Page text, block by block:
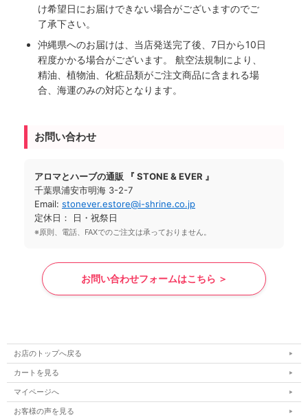
け希望日にお届けできない場合がございますのでご
了承下さい。
沖縄県へのお届けは、当店発送完了後、7日から10日
程度かかる場合がございます。 航空法規制により、
精油、植物油、化粧品類がご注文商品に含まれる場
合、海運のみの対応となります。
お問い合わせ
アロマとハーブの通販 『 STONE & EVER 』
千葉県浦安市明海 3-2-7
Email: stonever.estore@i-shrine.co.jp
定休日： 日・祝祭日
※原則、電話、FAXでのご注文は承っておりません。
お問い合わせフォームはこちら ＞
お店のトップへ戻る
カートを見る
マイページへ
お客様の声を見る